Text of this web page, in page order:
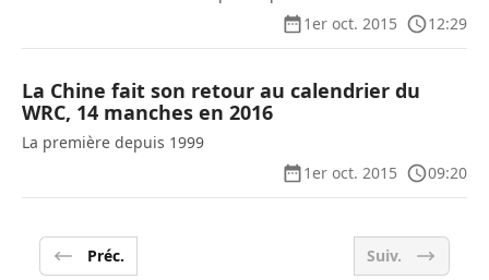
1er oct. 2015
12:29
La Chine fait son retour au calendrier du
WRC, 14 manches en 2016
La première depuis 1999
1er oct. 2015
09:20
Préc. Suiv.